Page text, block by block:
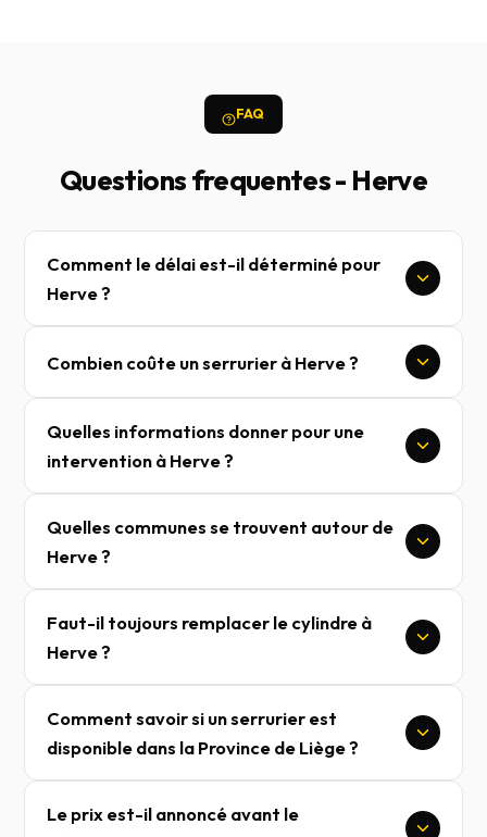
FAQ
Questions frequentes - Herve
Comment le délai est-il déterminé pour
Herve ?
Combien coûte un serrurier à Herve ?
Quelles informations donner pour une
intervention à Herve ?
Quelles communes se trouvent autour de
Herve ?
Faut-il toujours remplacer le cylindre à
Herve ?
Comment savoir si un serrurier est
disponible dans la Province de Liège ?
Le prix est-il annoncé avant le